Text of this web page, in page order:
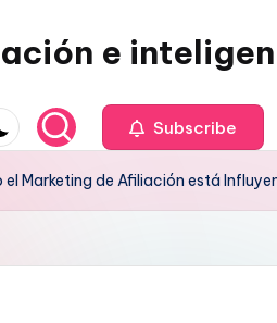
e
Subscribe
el Marketing de Afiliación está